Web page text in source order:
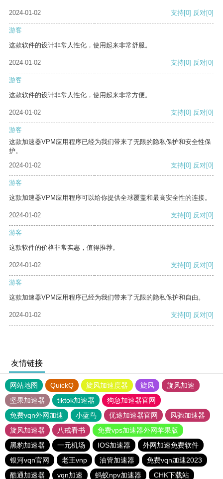
2024-01-02 支持[0] 反对[0]
游客
这款软件的设计非常人性化，使用起来非常舒服。
2024-01-02 支持[0] 反对[0]
游客
这款软件的设计非常人性化，使用起来非常方便。
2024-01-02 支持[0] 反对[0]
游客
这款加速器VPM应用程序已经为我们带来了无限的隐私保护和安全性保
护。
2024-01-02
支持[0] 反对[0]
游客
这款加速器VPM应用程序可以给你提供全球覆盖和最高安全性的连接。
2024-01-02 支持[0] 反对[0]
游客
这款软件的价格非常实惠，值得推荐。
2024-01-02 支持[0] 反对[0]
游客
这款加速器VPM应用程序已经为我们带来了无限的隐私保护和自由。
2024-01-02 支持[0] 反对[0]
友情链接
网站地图 QuickQ 旋风加速度器 旋风
旋风加速
坚果加速器
tiktok加速器
狗急加速器官网
免费vqn外网加速
小蓝鸟 优途加速器官网
风驰加速器
旋风加速器
八戒看书
免费vps加速器外网苹果版
黑豹加速器
一元机场 IOS加速器
外网加速免费软件
银河vqn官网
老王vnp 油管加速器
免费vqn加速2023
酷通加速器
vqn加速 蚂蚁npv加速器 CHK下载站